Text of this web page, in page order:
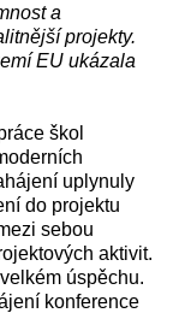
a
projekty.
EU ukázala
škol
uplynuly
do projektu
sebou
aktivit.
úspěchu.
konference